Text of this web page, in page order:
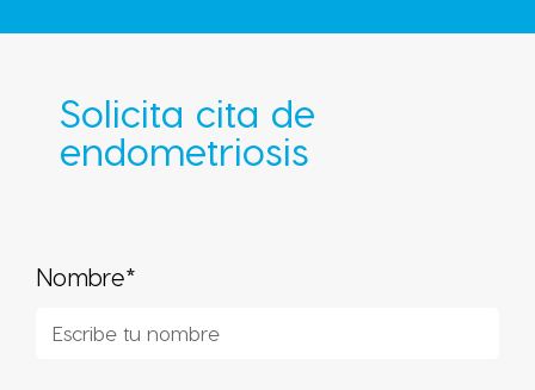
Solicita cita de
endometriosis
Nombre*